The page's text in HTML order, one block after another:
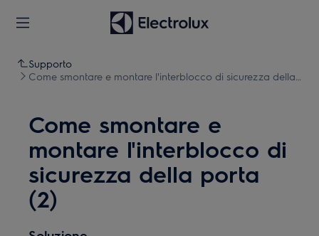
Supporto
Come smontare e montare l'interblocco di sicurezza della
Come smontare e
montare l'interblocco di
sicurezza della porta
(2)